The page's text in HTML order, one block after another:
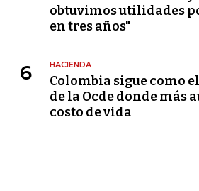
obtuvimos utilidades
en tres años"
6 HACIENDA
Colombia sigue como
de la Ocde donde más
costo de vida